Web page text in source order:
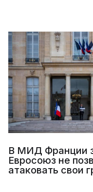
В МИД Франции
Евросоюз не
атаковать свои